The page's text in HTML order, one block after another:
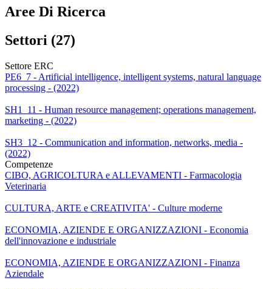
Aree Di Ricerca
Settori (27)
Settore ERC
PE6_7 - Artificial intelligence, intelligent systems, natural language
processing - (2022)
SH1_11 - Human resource management; operations management,
marketing - (2022)
SH3_12 - Communication and information, networks, media -
(2022)
Competenze
CIBO, AGRICOLTURA e ALLEVAMENTI - Farmacologia
Veterinaria
CULTURA, ARTE e CREATIVITA' - Culture moderne
ECONOMIA, AZIENDE E ORGANIZZAZIONI - Economia
dell'innovazione e industriale
ECONOMIA, AZIENDE E ORGANIZZAZIONI - Finanza
Aziendale